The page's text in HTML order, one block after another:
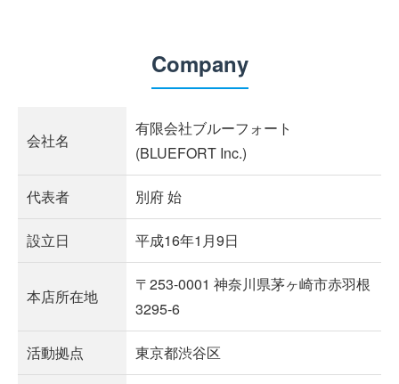
Company
会社名
有限会社ブルーフォート
(BLUEFORT Inc.)
代表者 別府 始
設立日 平成16年1月9日
本店所在地
〒253-0001 神奈川県茅ヶ崎市赤羽根
3295-6
活動拠点 東京都渋谷区